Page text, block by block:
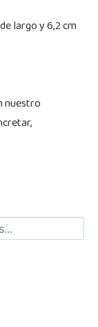
largo y 6,2 cm
nuestro